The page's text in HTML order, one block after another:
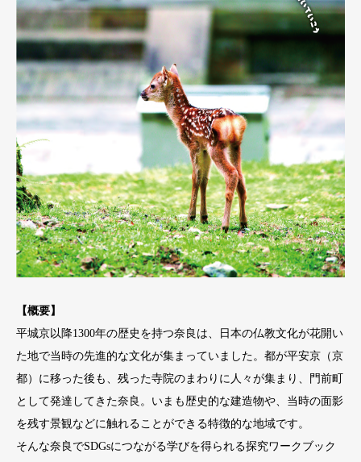
【概要】
平城京以降1300年の歴史を持つ奈良は、日本の仏教文化が花開い
た地で当時の先進的な文化が集まっていました。都が平安京（京
都）に移った後も、残った寺院のまわりに人々が集まり、門前町
として発達してきた奈良。いまも歴史的な建造物や、当時の面影
を残す景観などに触れることができる特徴的な地域です。
そんな奈良でSDGsにつながる学びを得られる探究ワークブック